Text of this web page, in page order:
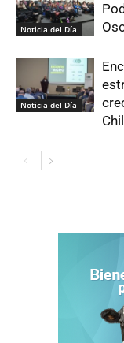
Noticia del Día
Noticia del Día